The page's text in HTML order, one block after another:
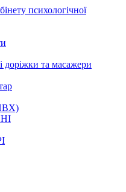
психологічної
та масажери